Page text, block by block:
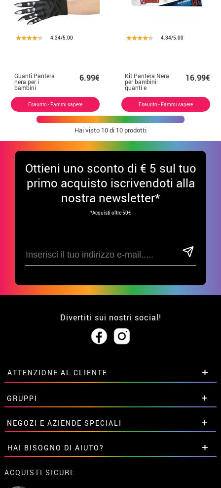
4.34/5.00
Guanti Pantera
nera per i
bambini
6.99€
Esaurito - Fammi sapere
4.34/5.00
Kit Pantera Nera
per bambini:
guanti e
maschera
16.99€
Esaurito - Fammi sapere
Hai visto 10di 10 prodotti
Ottieni uno sconto di € 5 sul tuo
primo acquisto iscrivendoti alla
nostra newsletter*
*Acquisti oltre 50€
Divertiti sui nostri social!
ATTENZIONE AL CLIENTE
• Su di noi
• Condizioni di vendita
• Avviso legale privacy
• Attenzione al cliente
• Utilizzo dei cookies
•Impostazioni dei cookie
GRUPPI
Sconti speciali per gruppi.
Contattaci qui
NEGOZI E AZIENDE SPECIALI
Sconti speciali per gruppi.
Contattaci qui
HAI BISOGNO DI AIUTO?
Non ho ancora fatto l'ordine
ACQUISTI SICURI: